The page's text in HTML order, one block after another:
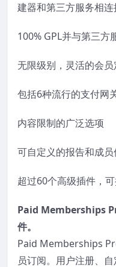
建器和第三方服务相连
100% GPL并与第三方
无限级别，灵活的会员
包括6种流行的支付网
内容限制的广泛选项
可自定义的报告和成员
超过60个高级插件，
Paid Memberships
件。
Paid Memberships
员订阅。用户注册、